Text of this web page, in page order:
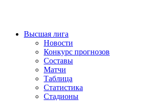
Высшая лига
Новости
Конкурс прогнозов
Составы
Матчи
Таблица
Статистика
Стадионы